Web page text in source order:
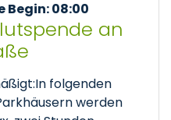
Begin: 08:00
an
folgenden
werden